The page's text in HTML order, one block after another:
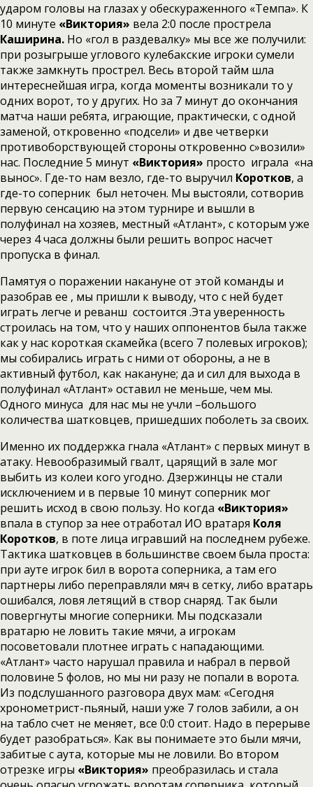
ударом головы на глазах у обескураженного «Темпа». К
10 минуте «Виктория» вела 2:0 после прострела
Каширина. Но «гол в раздевалку» мы все же получили:
при розыгрыше углового кулебакские игроки сумели
также замкнуть прострел. Весь второй тайм шла
интереснейшая игра, когда моменты возникали то у
одних ворот, то у других. Но за 7 минут до окончания
матча наши ребята, играющие, практически, с одной
заменой, откровенно «подсели» и две четверки
противоборствующей стороны откровенно с»возили»
нас. Последние 5 минут «Виктория» просто играла «на
вынос». Где-то нам везло, где-то выручил Коротков, а
где-то соперник был неточен. Мы выстояли, сотворив
первую сенсацию на этом турнире и вышли в
полуфинал на хозяев, местный «Атлант», с которым уже
через 4 часа должны были решить вопрос насчет
пропуска в финал.
Памятуя о поражении накануне от этой команды и
разобрав ее , мы пришли к выводу, что с ней будет
играть легче и реванш состоится .Эта уверенность
строилась на том, что у наших оппонентов была также
как у нас короткая скамейка (всего 7 полевых игроков);
мы собирались играть с ними от обороны, а не в
активный футбол, как накануне; да и сил для выхода в
полуфинал «Атлант» оставил не меньше, чем мы.
Одного минуса для нас мы не учли –большого
количества шатковцев, пришедших поболеть за своих.
Именно их поддержка гнала «Атлант» с первых минут в
атаку. Невообразимый гвалт, царящий в зале мог
выбить из колеи кого угодно. Дзержинцы не стали
исключением и в первые 10 минут соперник мог
решить исход в свою пользу. Но когда «Виктория»
впала в ступор за нее отработал ИО вратаря Коля
Коротков, в поте лица игравший на последнем рубеже.
Тактика шатковцев в большинстве своем была проста:
при ауте игрок бил в ворота соперника, а там его
партнеры либо переправляли мяч в сетку, либо вратарь
ошибался, ловя летящий в створ снаряд. Так были
повергнуты многие соперники. Мы подсказали
вратарю не ловить такие мячи, а игрокам
посоветовали плотнее играть с нападающими.
«Атлант» часто нарушал правила и набрал в первой
половине 5 фолов, но мы ни разу не попали в ворота.
Из подслушанного разговора двух мам: «Сегодня
хронометрист-пьяный, наши уже 7 голов забили, а он
на табло счет не меняет, все 0:0 стоит. Надо в перерыве
будет разобраться». Как вы понимаете это были мячи,
забитые с аута, которые мы не ловили. Во втором
отрезке игры «Виктория» преобразилась и стала